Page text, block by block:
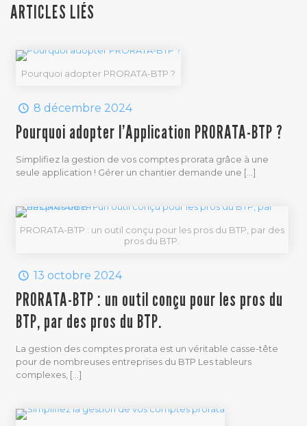
ARTICLES LIÉS
Pourquoi adopter PRORATA-BTP ?
8 décembre 2024
Pourquoi adopter l’Application PRORATA-BTP ?
Simplifiez la gestion de vos comptes prorata grâce à une
seule application ! Gérer un chantier demande une […]
PRORATA-BTP : un outil conçu pour les pros du BTP, par des
pros du BTP.
13 octobre 2024
PRORATA-BTP : un outil conçu pour les pros du
BTP, par des pros du BTP.
La gestion des comptes prorata est un véritable casse-tête
pour de nombreuses entreprises du BTP Les tableurs
complexes, […]